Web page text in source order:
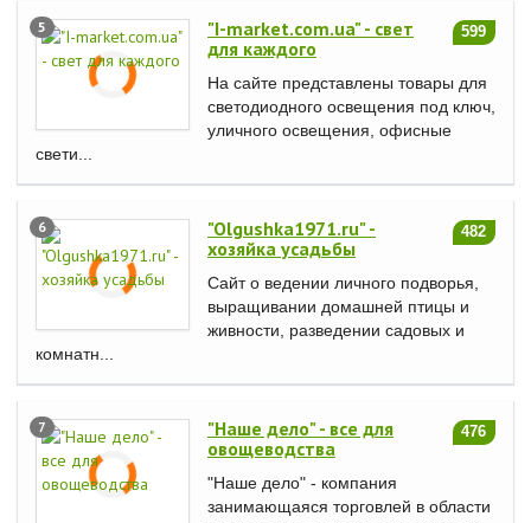
5 599
"I-market.com.ua" - свет
для каждого
На сайте представлены товары для
светодиодного освещения под ключ,
уличного освещения, офисные
свети...
6 482
"Olgushka1971.ru" -
хозяйка усадьбы
Сайт о ведении личного подворья,
выращивании домашней птицы и
живности, разведении садовых и
комнатн...
7 476
"Наше дело" - все для
овощеводства
"Наше дело" - компания
занимающаяся торговлей в области